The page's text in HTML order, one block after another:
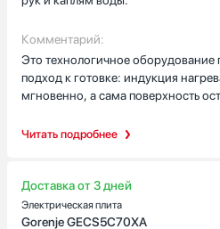
Читать подробнее
Комментарий:
Это технологичное
подход к готовке: индукция
мгновенно, а сама поверхность
овальной жаровни, теперь всё
результат везде одинаковый.
под дисплеем иногда "тупят",
пальцем или если на панель попал
Доставка от 3 дней
Электрическая плита
Gorenje GECS5C70XA